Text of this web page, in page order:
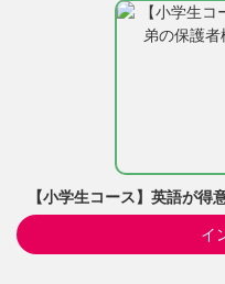
【小学生コース】英語が得
イ